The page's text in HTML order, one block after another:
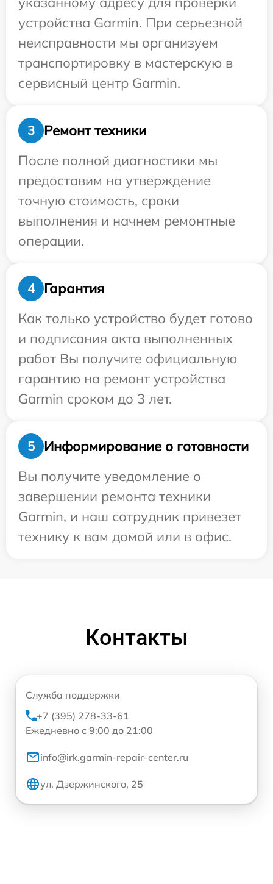
устройства Garmin. При серьезной
неисправности мы организуем
транспортировку в мастерскую в
сервисный центр Garmin.
3
Ремонт техники
После полной диагностики мы
предоставим на утверждение
точную стоимость, сроки
выполнения и начнем ремонтные
операции.
4
Гарантия
Как только устройство будет готово
и подписания акта выполненных
работ Вы получите официальную
гарантию на ремонт устройства
Garmin сроком до 3 лет.
5
Информирование о готовности
Вы получите уведомление о
завершении ремонта техники
Garmin, и наш сотрудник привезет
технику к вам домой или в офис.
Контакты
Служба поддержки
+7 (395) 278-33-61
Ежедневно с 9:00 до 21:00
info@irk.garmin-repair-center.ru
ул. Дзержинского, 25